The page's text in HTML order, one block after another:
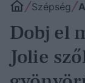
Szépség
Dobj el
Jolie